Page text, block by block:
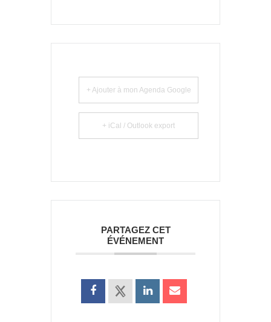
+ Ajouter à mon Agenda Google
+ iCal / Outlook export
PARTAGEZ CET
ÉVÉNEMENT